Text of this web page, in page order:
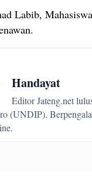
Labib,
Handayat
Editor Jateng.net
(UNDIP).